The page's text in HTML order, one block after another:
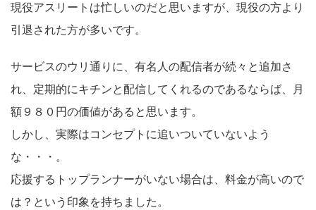
現役アスリートは忙しいのだと思いますが、現役の方より
引退された方が多いです。
サービスのウリ通りに、有名人の配信者が続々と追加さ
れ、定期的にキチンと配信してくれるのであるならば、月
額９８０円の価値があると思います。
しかし、実際はコンセプトに追いついていないよう
な・・・。
応援するトップランナーがいない場合は、料金が高いので
は？という印象を持ちました。